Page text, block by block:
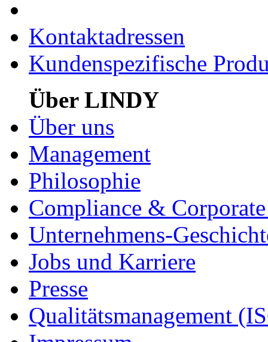
Kontaktadressen
Kundenspezifische
Über LINDY
Über uns
Management
Philosophie
Compliance &
Unternehmens-
Jobs und Karriere
Presse
Qualitätsmanagement